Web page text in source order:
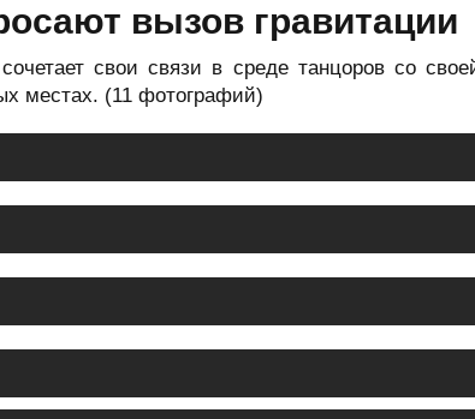
вызов гравитации
свои связи в среде танцоров со
местах. (11 фотографий)